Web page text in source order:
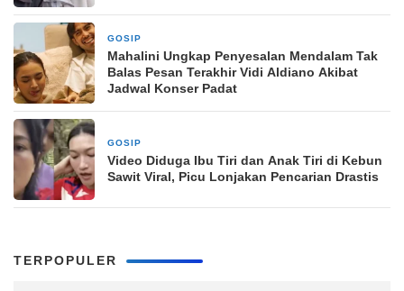
GOSIP
Mahalini Ungkap Penyesalan Mendalam Tak
Balas Pesan Terakhir Vidi Aldiano Akibat
Jadwal Konser Padat
GOSIP
Video Diduga Ibu Tiri dan Anak Tiri di Kebun
Sawit Viral, Picu Lonjakan Pencarian Drastis
TERPOPULER